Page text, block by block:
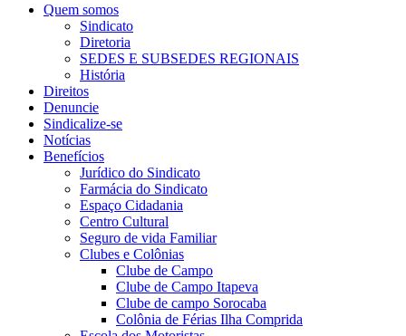
Quem somos
Sindicato
Diretoria
SEDES E SUBSEDES REGIONAIS
História
Direitos
Denuncie
Sindicalize-se
Notícias
Benefícios
Jurídico do Sindicato
Farmácia do Sindicato
Espaço Cidadania
Centro Cultural
Seguro de vida Familiar
Clubes e Colônias
Clube de Campo
Clube de Campo Itapeva
Clube de campo Sorocaba
Colônia de Férias Ilha Comprida